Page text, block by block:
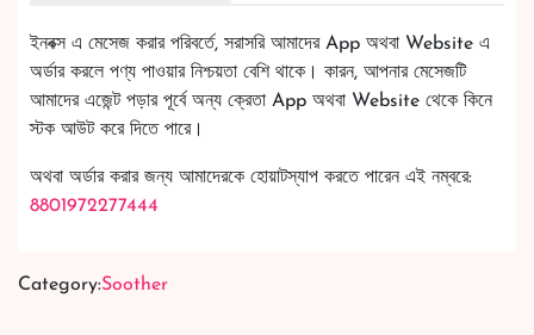
ইনবক্স এ মেসেজ করার পরিবর্তে, সরাসরি আমাদের App অথবা Website এ
অর্ডার করলে পণ্য পাওয়ার নিশ্চয়তা বেশি থাকে। কারন, আপনার মেসেজটি
আমাদের এজেন্ট পড়ার পূর্বে অন্য ক্রেতা App অথবা Website থেকে কিনে
স্টক আউট করে দিতে পারে।
অথবা অর্ডার করার জন্য আমাদেরকে হোয়াটস্যাপ করতে পারেন এই নম্বরে:
8801972277444
Category:Soother